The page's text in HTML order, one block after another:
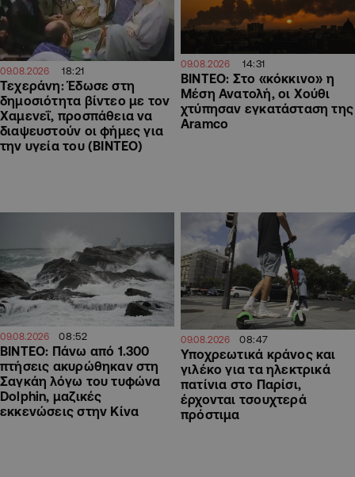
09.08.2026 18:21
Τεχεράνη: Έδωσε στη
δημοσιότητα βίντεο με τον
Χαμενεΐ, προσπάθεια να
διαψευστούν οι φήμες για
την υγεία του (ΒΙΝΤΕΟ)
09.08.2026 14:31
ΒΙΝΤΕΟ: Στο «κόκκινο» η
Μέση Ανατολή, οι Χούθι
χτύπησαν εγκατάσταση της
Aramco
09.08.2026 08:52
ΒΙΝΤΕΟ: Πάνω από 1.300
πτήσεις ακυρώθηκαν στη
Σαγκάη λόγω του τυφώνα
Dolphin, μαζικές
εκκενώσεις στην Κίνα
09.08.2026 08:47
Υποχρεωτικά κράνος και
γιλέκο για τα ηλεκτρικά
πατίνια στο Παρίσι,
έρχονται τσουχτερά
πρόστιμα